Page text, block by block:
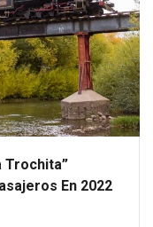
Trochita”
En 2022